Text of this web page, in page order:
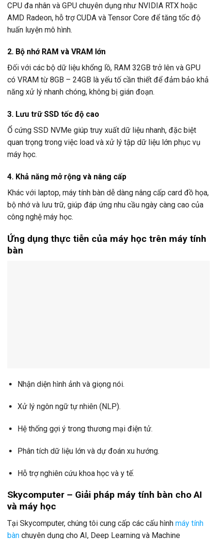
CPU đa nhân và GPU chuyên dụng như NVIDIA RTX hoặc
AMD Radeon, hỗ trợ CUDA và Tensor Core để tăng tốc độ
huấn luyện mô hình.
2. Bộ nhớ RAM và VRAM lớn
Đối với các bộ dữ liệu khổng lồ, RAM 32GB trở lên và GPU
có VRAM từ 8GB – 24GB là yếu tố cần thiết để đảm bảo khả
năng xử lý nhanh chóng, không bị gián đoạn.
3. Lưu trữ SSD tốc độ cao
Ổ cứng SSD NVMe giúp truy xuất dữ liệu nhanh, đặc biệt
quan trọng trong việc load và xử lý tập dữ liệu lớn phục vụ
máy học.
4. Khả năng mở rộng và nâng cấp
Khác với laptop, máy tính bàn dễ dàng nâng cấp card đồ họa,
bộ nhớ và lưu trữ, giúp đáp ứng nhu cầu ngày càng cao của
công nghệ máy học.
Ứng dụng thực tiễn của máy học trên máy tính
bàn
Nhận diện hình ảnh và giọng nói.
Xử lý ngôn ngữ tự nhiên (NLP).
Hệ thống gợi ý trong thương mại điện tử.
Phân tích dữ liệu lớn và dự đoán xu hướng.
Hỗ trợ nghiên cứu khoa học và y tế.
Skycomputer – Giải pháp máy tính bàn cho AI
và máy học
Tại Skycomputer, chúng tôi cung cấp các cấu hình máy tính
bàn chuyên dụng cho AI, Deep Learning và Machine